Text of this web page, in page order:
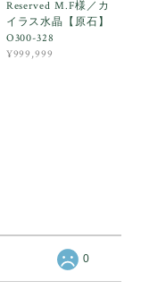
Reserved M.F様／カ
イラス水晶【原石】
O300-328
¥999,999
0